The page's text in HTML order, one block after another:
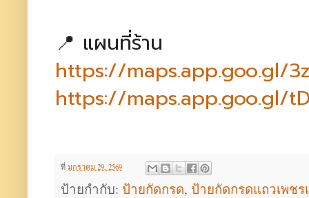
📍 แผนที่ร้าน
https://maps.app.goo.gl/
https://maps.app.goo.gl/
ที่ มกราคม 29, 2569
ป้ายกำกับ: ป้ายกัดกรด, ป้ายกัดกรดแถวเพชร